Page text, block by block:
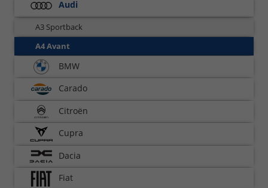
Audi
A3 Sportback
A4 Avant
BMW
Carado
Citroën
Cupra
Dacia
Fiat